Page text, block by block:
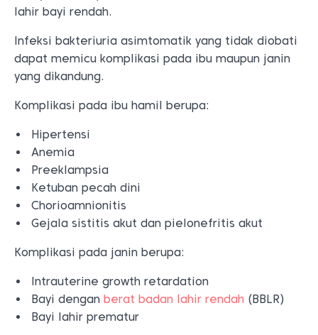
lahir bayi rendah.
Infeksi bakteriuria asimtomatik yang tidak diobati
dapat memicu komplikasi pada ibu maupun janin
yang dikandung.
Komplikasi pada ibu hamil berupa:
Hipertensi
Anemia
Preeklampsia
Ketuban pecah dini
Chorioamnionitis
Gejala sistitis akut dan pielonefritis akut
Komplikasi pada janin berupa:
Intrauterine growth retardation
Bayi dengan berat badan lahir rendah (BBLR)
Bayi lahir prematur